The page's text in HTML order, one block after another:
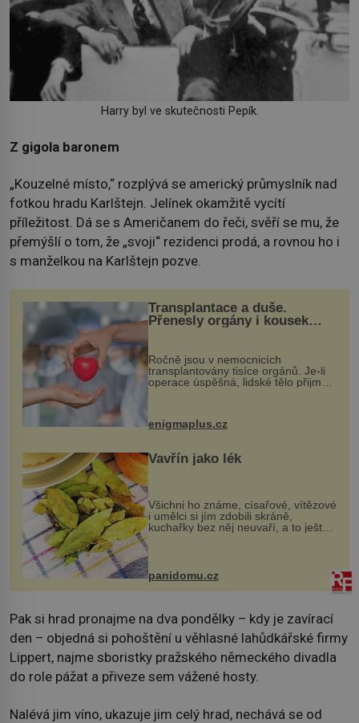
Harry byl ve skutečnosti Pepík.
Z gigola baronem
„Kouzelné místo,“ rozplývá se americký průmyslník nad
fotkou hradu Karlštejn. Jelínek okamžitě vycítí
příležitost. Dá se s Američanem do řeči, svěří se mu, že
přemýšlí o tom, že „svoji“ rezidenci prodá, a rovnou ho i
s manželkou na Karlštejn pozve.
Transplantace a duše.
Přenesly orgány i kousek
Ročně jsou v nemocnicích
transplantovány tisíce orgánů. Je-li
operace úspěšná, lidské tělo přijme
enigmaplus.cz
Vavřín jako lék
Všichni ho známe, císařové, vítězové
i umělci si jím zdobili skráně,
kuchařky bez něj neuvaří, a to ještě
nevíte, že bobkový list může výrazně
zmírnit některé naše neduhy.
Obsahuje v malém množství ně...
panidomu.cz
Pak si hrad pronajme na dva pondělky – kdy je zavírací
den – objedná si pohoštění u věhlasné lahůdkářské firmy
Lippert, najme sboristky pražského německého divadla
do role pážat a přiveze sem vážené hosty.
Nalévá jim víno, ukazuje jim celý hrad, nechává se od